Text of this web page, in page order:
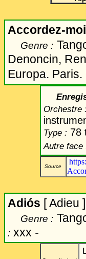
Accordez-
Genre :
Denoncin,
Europa. Paris.
Orchestre :
Type : 78
Autre face
Source
Adiós [ Adieu ]
Genre :
: xxx -